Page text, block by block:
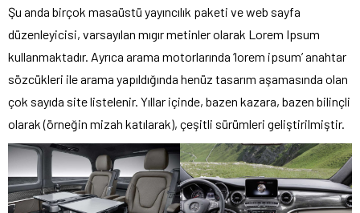
Şu anda birçok masaüstü yayıncılık paketi ve web sayfa
düzenleyicisi, varsayılan mıgır metinler olarak Lorem Ipsum
kullanmaktadır. Ayrıca arama motorlarında ‘lorem ipsum’ anahtar
sözcükleri ile arama yapıldığında henüz tasarım aşamasında olan
çok sayıda site listelenir. Yıllar içinde, bazen kazara, bazen bilinçli
olarak (örneğin mizah katılarak), çeşitli sürümleri geliştirilmiştir.